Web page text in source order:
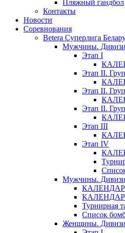
Пляжный гандбол
Контакты
Новости
Соревнования
Betera Суперлига
Мужчины.
Этап I
Этап II.
Этап II.
Этап II.
Этап III
Этап IV
Мужчины.
Турнирная
Список
Женщины.